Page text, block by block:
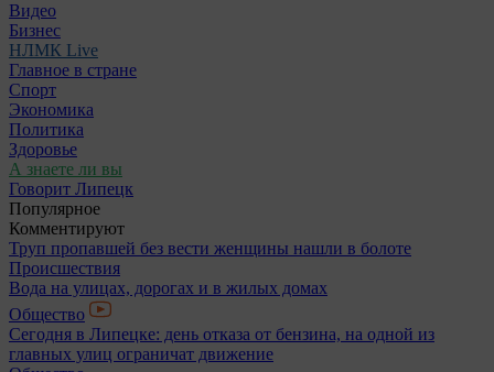
Видео
Бизнес
НЛМК Live
Главное в стране
Спорт
Экономика
Политика
Здоровье
А знаете ли вы
Говорит Липецк
Популярное
Комментируют
Труп пропавшей без вести женщины нашли в болоте
Происшествия
Вода на улицах, дорогах и в жилых домах
Общество
Сегодня в Липецке: день отказа от бензина, на одной из
главных улиц ограничат движение